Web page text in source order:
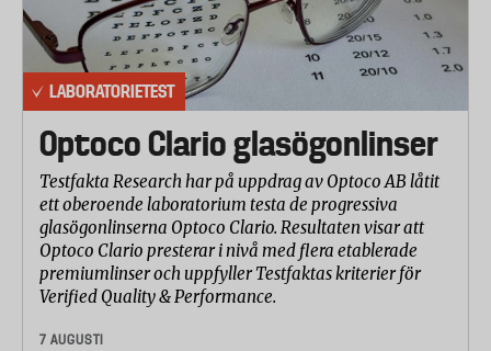
* Anlita en sakkunnig besiktningsman inför ett
husköp.
* Undvik också att utföra egna installationer, anlita
* Ett hus tekniska livslängd är mellan 40-50 år,
medan ett badrums livslängd är 30 år. Är det äldre
bör du renovera, för att undvika fuktskador.
* Anlita bara entreprenörer med yrkesbevis.
Antal anmälda vattenskador i privatbostäder
LABORATORIETEST
Optoco Clario glasögonlinser
Testfakta Research har på uppdrag av Optoco AB låtit
ett oberoende laboratorium testa de progressiva
glasögonlinserna Optoco Clario. Resultaten visar att
Optoco Clario presterar i nivå med flera etablerade
premiumlinser och uppfyller Testfaktas kriterier för
Verified Quality & Performance.
7 AUGUSTI